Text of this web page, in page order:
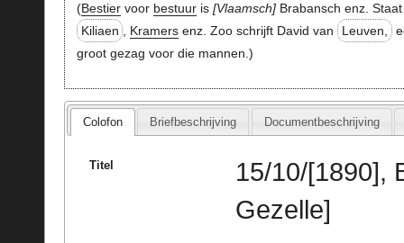
(Bestiervoor bestuuris Vlaamsch Brabansch enz. Staat
Kiliaen , Kramers enz. Zoo schrijft David van Leuven,
groot gezag voor die mannen.)
Colofon Briefbeschrijving Documentbeschrijving
Titel
15/10/[1890],
Gezelle]